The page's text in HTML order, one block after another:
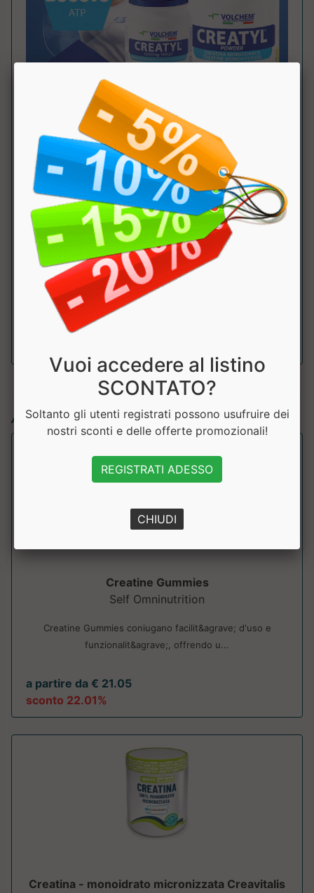
Tabella Nutrizionale:
Componente
100
Gr.
dose
(3g
(3
cpr))
NRV
Creatina
monoidrato
Creapure
Articoli simili:
Creatine Gummies
Self Omninutrition
Creatine Gummies coniugano facilit&agrave; d'uso e
funzionalit&agrave;, offrendo u...
a partire da € 21.05
sconto 22.01%
Creatina - monoidrato micronizzata Creavitalis
Vuoi accedere al listino
SCONTATO?
Soltanto gli utenti registrati possono usufruire dei
nostri sconti e delle offerte promozionali!
REGISTRATI ADESSO
CHIUDI